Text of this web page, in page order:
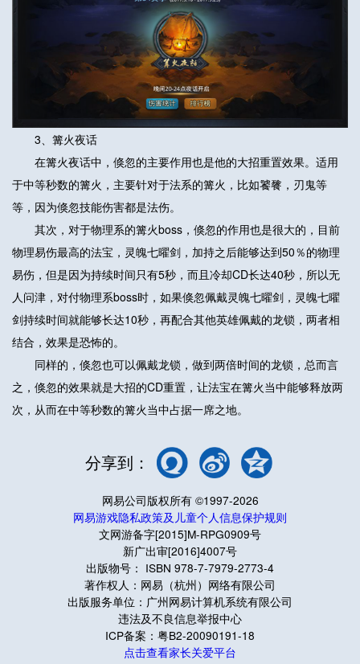
3、篝火夜话
在篝火夜话中，倏忽的主要作用也是他的大招重置效果。适用
于中等秒数的篝火，主要针对于法系的篝火，比如饕餮，刃鬼等
等，因为倏忽技能伤害都是法伤。
其次，对于物理系的篝火boss，倏忽的作用也是很大的，目前
物理易伤最高的法宝，灵魄七曜剑，加持之后能够达到50％的物理
易伤，但是因为持续时间只有5秒，而且冷却CD长达40秒，所以无
人问津，对付物理系boss时，如果倏忽佩戴灵魄七曜剑，灵魄七曜
剑持续时间就能够长达10秒，再配合其他英雄佩戴的龙锁，两者相
结合，效果是恐怖的。
同样的，倏忽也可以佩戴龙锁，做到两倍时间的龙锁，总而言
之，倏忽的效果就是大招的CD重置，让法宝在篝火当中能够释放两
次，从而在中等秒数的篝火当中占据一席之地。
分享到：
网易公司版权所有 ©1997-2026
网易游戏隐私政策及儿童个人信息保护规则
文网游备字[2015]M-RPG0909号
新广出审[2016]4007号
出版物号： ISBN 978-7-7979-2773-4
著作权人：网易（杭州）网络有限公司
出版服务单位：广州网易计算机系统有限公司
违法及不良信息举报中心
ICP备案：粤B2-20090191-18
点击查看家长关爱平台